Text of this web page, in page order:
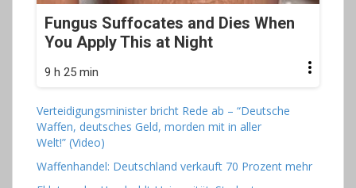
Fungus Suffocates and Dies When
You Apply This at Night
9 h 25 min
Verteidigungsminister bricht Rede ab – “Deutsche
Waffen, deutsches Geld, morden mit in aller
Welt!” (Video)
Waffenhandel: Deutschland verkauft 70 Prozent mehr